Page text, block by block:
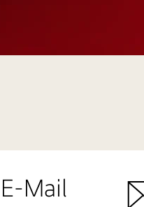
E-Mail